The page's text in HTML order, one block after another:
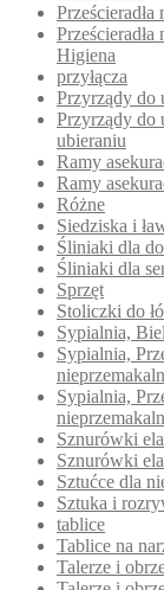
Higiena
przyłącza
Przyrządy do
Przyrządy do
ubieraniu
Ramy
Ramy
Różne
Siedziska i
Śliniaki dla
Śliniaki dla
Sprzęt
Stoliczki do
Sypialnia,
Sypialnia,
Sypialnia,
Sznurówki
Sznurówki
Sztućce dla
Sztuka i
tablice
Tablice na
Talerze i